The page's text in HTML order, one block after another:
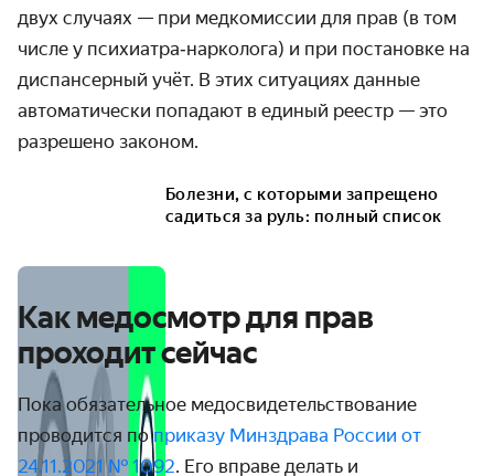
двух случаях — при медкомиссии для прав (в том
числе у психиатра‑нарколога) и при постановке на
диспансерный учёт. В этих ситуациях данные
автоматически попадают в единый реестр — это
разрешено законом.
Болезни, с которыми запрещено
садиться за руль: полный список
Как медосмотр для прав
проходит сейчас
Пока обязательное медосвидетельствование
проводится поприказу Минздрава России от
24.11.2021 № 1092. Его вправе делать и